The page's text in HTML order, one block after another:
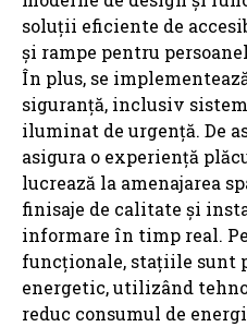
soluții eficiente de
și rampe pentru
În plus, se
siguranță, inclusiv
iluminat de urgență. De
asigura o experiență
lucrează la amenajarea
finisaje de calitate și
informare în timp real.
funcționale, stațiile sunt
energetic, utilizând
reduc consumul de